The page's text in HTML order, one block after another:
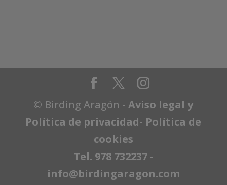
© Birding Aragón -Aviso legal y
Política de privacidad- Política de
cookies
Tel. 978 732237 -
info@birdingaragon.com